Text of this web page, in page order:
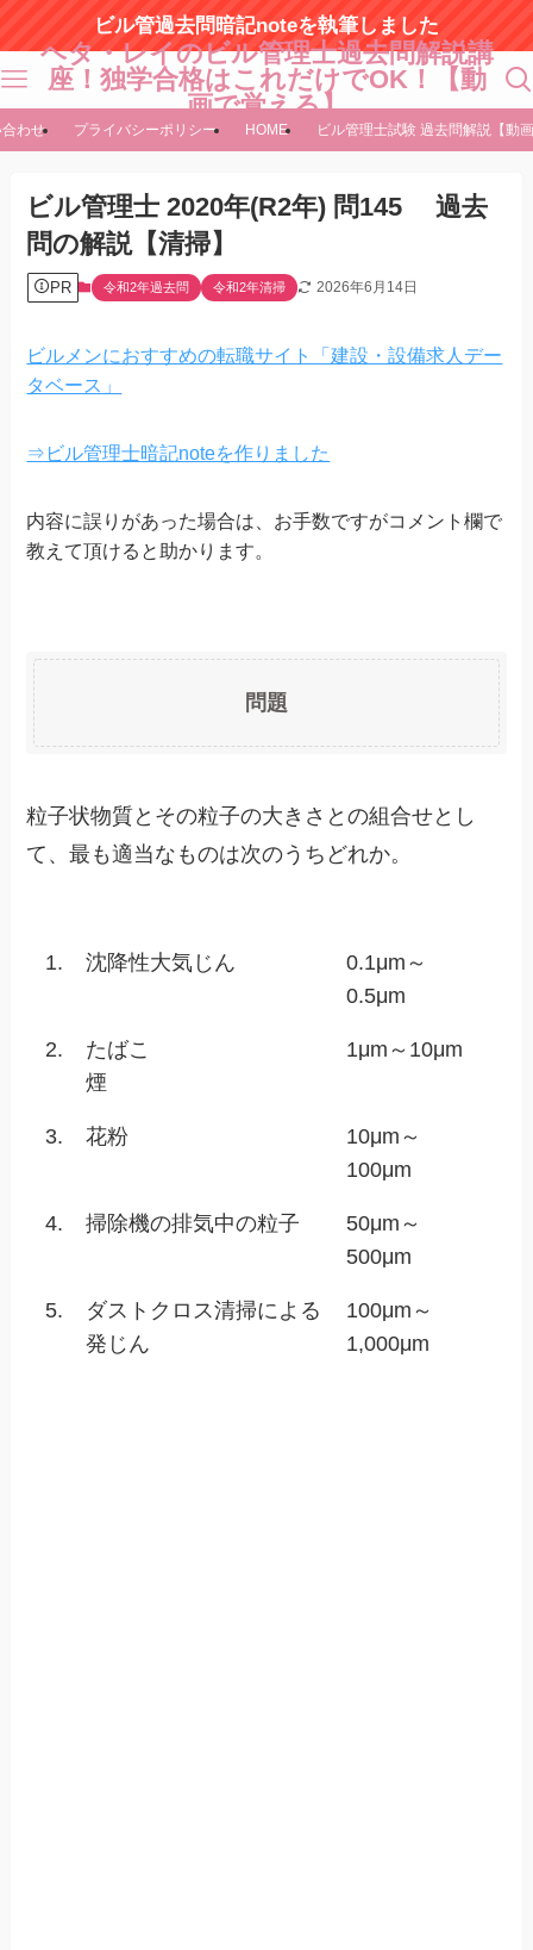
ビル管過去問暗記noteを執筆しました
ヘタ・レイのビル管理士過去問解説講
座！独学合格はこれだけでOK！【動
画で覚える】
わせ プライバシーポリシー HOME ビル管理士試験 過去問解説【動
ビル管理士 2020年(R2年) 問145 過去
問の解説【清掃】
PR 令和2年過去問 令和2年清掃 2026年6月14日
ビルメンにおすすめの転職サイト「建設・設備求人デー
タベース」
⇒ビル管理士暗記noteを作りました
内容に誤りがあった場合は、お手数ですがコメント欄で
教えて頂けると助かります。
問題
粒子状物質とその粒子の大きさとの組合せとし
て、最も適当なものは次のうちどれか。
1. 沈降性大気じん
0.1μm～
0.5μm
2.
たばこ
煙
1μm～10μm
3. 花粉
10μm～
100μm
4. 掃除機の排気中の粒子
50μm～
500μm
5.
ダストクロス清掃による
発じん
100μm～
1,000μm